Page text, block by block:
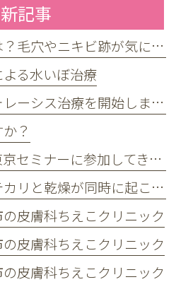
記事
ダーマペンの効果とは？毛穴やニキビ跡が気になる方へ
る水いぼ治療
多汗症のイオントフォレーシス治療を開始しました
？
ゼオスキンヘルスの東京セミナーに参加してきました
混合肌の原因とは？テカリと乾燥が同時に起こる理由とケア方法
皮膚科ちえこクリニック
皮膚科ちえこクリニック
皮膚科ちえこクリニック